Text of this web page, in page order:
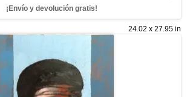
¡Envío y devolución gratis!
24.02 x 27.95 in